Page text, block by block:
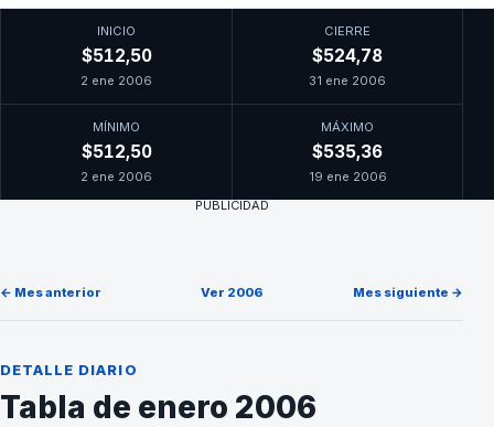
INICIO
$512,50
2 ene 2006
CIERRE
$524,78
31 ene 2006
MÍNIMO
$512,50
2 ene 2006
MÁXIMO
$535,36
19 ene 2006
PUBLICIDAD
← Mes anterior Ver 2006 Mes siguiente →
DETALLE DIARIO
Tabla de enero 2006